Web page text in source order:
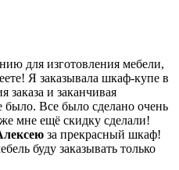
для изготовления мебели,
Я заказывала шкаф-купе в
заказа и заканчивая
Все было сделано очень
мне ещё скидку сделали!
за прекрасный шкаф!
буду заказывать только